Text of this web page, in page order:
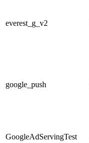
everest_g_v2
google_push
GoogleAdServingTest